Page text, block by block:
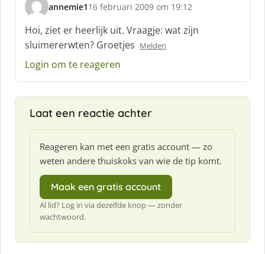
annemie1
s
c
h
r
e
:
16 februari 2009 om 19:12
Hoi, ziet er heerlijk uit. Vraagje: wat zijn
sluimererwten? Groetjes Melden
Login om te reageren
Laat een reactie achter
Reageren kan met een gratis account — zo
weten andere thuiskoks van wie de tip komt.
Maak een gratis account
Al lid? Log in via dezelfde knop — zonder
wachtwoord.